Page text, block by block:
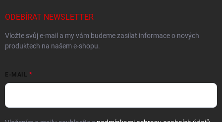
ODEBÍRAT NEWSLETTER
Vložte svůj e-mail a my vám budeme zasílat informace o nových
produktech na našem e-shopu.
E-MAIL